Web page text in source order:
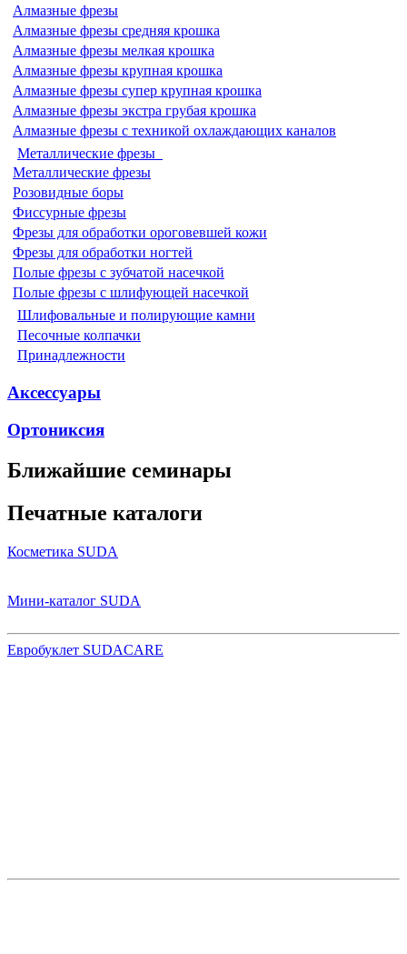
Алмазные фрезы
Алмазные фрезы средняя крошка
Алмазные фрезы мелкая крошка
Алмазные фрезы крупная крошка
Алмазные фрезы супер крупная крошка
Алмазные фрезы экстра грубая крошка
Алмазные фрезы с техникой охлаждающих каналов
Металлические фрезы
Металлические фрезы
Розовидные боры
Фиссурные фрезы
Фрезы для обработки ороговевшей кожи
Фрезы для обработки ногтей
Полые фрезы с зубчатой насечкой
Полые фрезы с шлифующей насечкой
Шлифовальные и полирующие камни
Песочные колпачки
Принадлежности
Аксессуары
Ортониксия
Ближайшие семинары
Печатные каталоги
Косметика SUDA
Мини-каталог SUDA
Евробуклет SUDACARE